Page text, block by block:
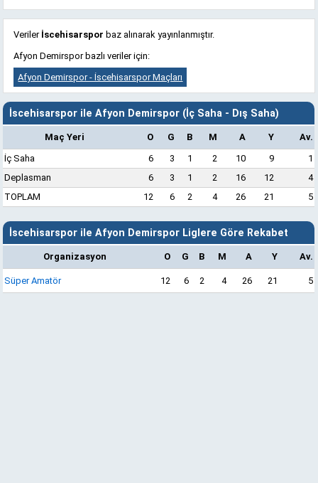
Veriler İscehisarspor baz alınarak yayınlanmıştır.
Afyon Demirspor bazlı veriler için:
Afyon Demirspor - İscehisarspor Maçları
İscehisarspor ile Afyon Demirspor (İç Saha - Dış Saha)
Maç Yeri O G B M A Y
Av.
İç Saha
6 3 1 2 10 9
1
Deplasman
6 3 1 2 16 12
4
TOPLAM
12 6 2 4 26 21 5
İscehisarspor ile Afyon Demirspor Liglere Göre Rekabet
Organizasyon O G B M A Y Av.
Süper Amatör 12 6 2 4 26 21 5